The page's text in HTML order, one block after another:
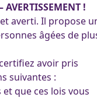
!
averti. Il propose
âgées de
avoir pris
suivantes :
que ces lois vous